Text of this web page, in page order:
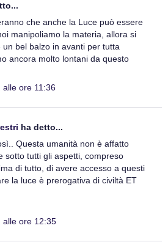
che anche la Luce può essere
manipoliamo la materia, allora si
bel balzo in avanti per tutta
ancora molto lontani da questo
alle ore 11:36
ha detto...
Questa umanità non è affatto
sotto tutti gli aspetti, compreso
di tutto, di avere accesso a questi
la luce è prerogativa di civiltà ET
alle ore 12:35